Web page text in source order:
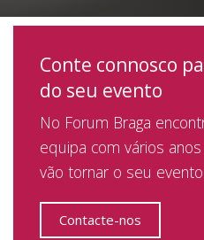
Conte connosco
do seu evento
No Forum Braga
equipa com vários
vão tornar o seu
Contacte-nos